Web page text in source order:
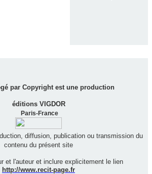
par Copyright est une production
éditions VIGDOR
Paris-France
diffusion, publication ou transmission du
contenu du présent site
et l'auteur et inclure explicitement le lien
http://www.recit-page.fr